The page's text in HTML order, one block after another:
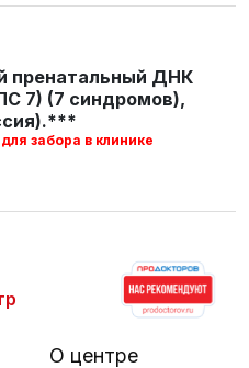
пренатальный ДНК
7) (7 синдромов),
забора в клинике
О центре